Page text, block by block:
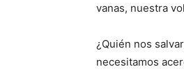
vanas, nuestra
¿Quién nos
necesitamos